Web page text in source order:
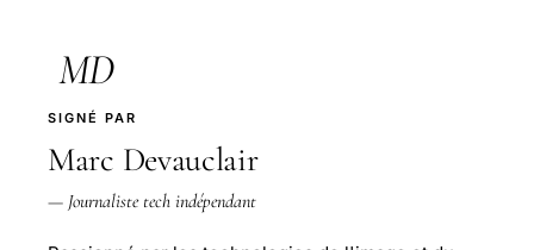
MD
SIGNÉ PAR
Marc Devauclair
— Journaliste tech indépendant